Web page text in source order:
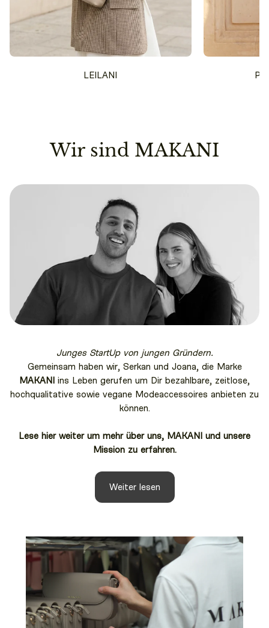
LEILANI
Wir sind MAKANI
Junges StartUp von jungen Gründern.
Gemeinsam haben wir, Serkan und Joana, die Marke
MAKANI
ins Leben gerufen um Dir bezahlbare, zeitlose,
hochqualitative sowie vegane Modeaccessoires anbieten zu
können.
Lese hier weiter um mehr über uns, MAKANI und unsere
Mission zu erfahren.
Weiter lesen